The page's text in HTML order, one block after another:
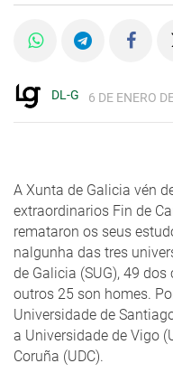
DL-G 6 DE ENERO
A Xunta de Galicia vén
extraordinarios Fin de
remataron os seus
nalgunha das tres
de Galicia (SUG), 49
outros 25 son homes.
Universidade de
a Universidade de Vigo
Coruña (UDC).